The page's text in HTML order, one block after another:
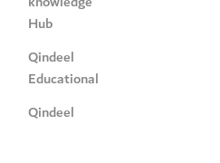
Hub
Qindeel
Educational
Qindeel